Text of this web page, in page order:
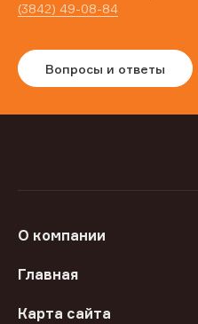
(3842) 49-08-84
Вопросы и ответы
О компании
Главная
Карта сайта